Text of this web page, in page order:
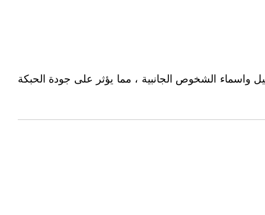
واسماء الشخوص الجانبية ، مما يؤثر على جودة الحبكة